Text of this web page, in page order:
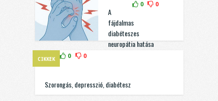
0 0
A
fájdalmas
diabéteszes
neuropátia hatása
CIKKEK 0 0
Szorongás, depresszió, diabétesz